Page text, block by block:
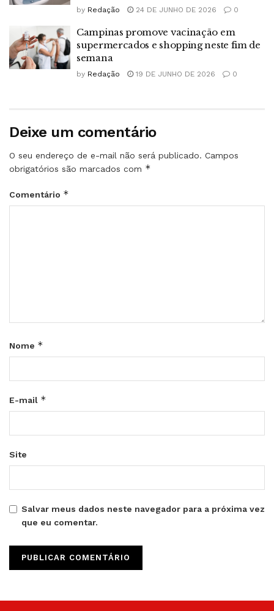
by Redação 24 DE JUNHO DE 2026 0
Campinas promove vacinação em
supermercados e shopping neste fim de
semana
by Redação 19 DE JUNHO DE 2026 0
Deixe um comentário
O seu endereço de e-mail não será publicado. Campos
obrigatórios são marcados com *
Comentário *
Nome *
E-mail *
Site
Salvar meus dados neste navegador para a próxima vez
que eu comentar.